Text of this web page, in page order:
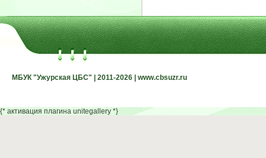
МБУК "Ужурская ЦБС" | 2011-2026 | www.cbsuzr.ru
МБУК "Ужурская ЦБС" | 2011-2026 | www.cbsuzr.ru
{* активация плагина unitegallery *}